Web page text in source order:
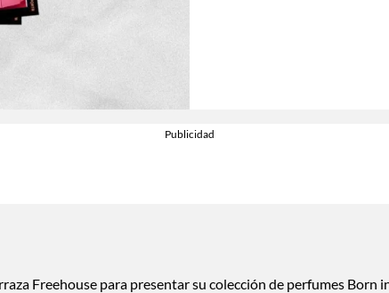
Freehouse para presentar su colección de perfumes Born